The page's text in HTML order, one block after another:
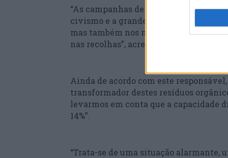
“As campanhas de sensibilização
civismo e a grande adesão à correta
mas também nos meses seguintes,
nas recolhas”, acrescentou.
Ainda de acordo com este
transformador destes resíduos
levarmos em conta que a capacidade
14%”.
“Trata-se de uma situação alarmante,